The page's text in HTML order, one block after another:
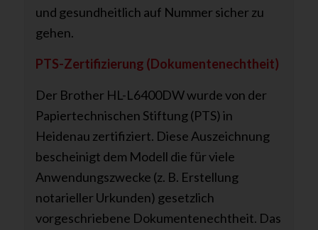
und gesundheitlich auf Nummer sicher zu
gehen.
PTS-Zertifizierung (Dokumentenechtheit)
Der Brother HL-L6400DW wurde von der
Papiertechnischen Stiftung (PTS) in
Heidenau zertifiziert. Diese Auszeichnung
bescheinigt dem Modell die für viele
Anwendungszwecke (z. B. Erstellung
notarieller Urkunden) gesetzlich
vorgeschriebene Dokumentenechtheit. Das